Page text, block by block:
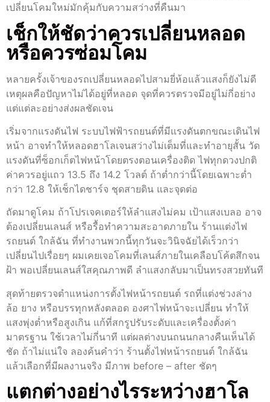
เปลี่ยนโคมใหม่มักคุ้มกับความสว่างที่คืนมา
เช็กให้ชัดว่าควรเปลี่ยนหลอด
หรือควรซ่อมโคม
หลายครั้งเจ้าของรถเปลี่ยนหลอดไปสามยี่ห้อแล้วแสงก็ยังไม่ดี
เหตุผลคือปัญหาไม่ได้อยู่ที่หลอด จุดที่ควรตรวจมีอยู่ไม่กี่อย่าง
แต่แต่ละอย่างส่งผลชัดเจน
เริ่มจากแรงดันไฟ ระบบไฟฟ้ารถยนต์ที่มีแรงดันตกขณะเดินไฟ
หน้า อาจทำให้หลอดฮาโลเจนสว่างไม่เต็มที่และทำอายุสั้น วัด
แรงดันที่ซ็อกเก็ตไฟหน้าโดยตรงตอนเครื่องติด ไฟทุกดวงปกติ
ค่าควรอยู่แถว 13.5 ถึง 14.2 โวลต์ ถ้าต่ำกว่านี้โดยเฉพาะต่ำ
กว่า 12.8 ให้เช็กไดชาร์จ ชุดสายดิน และจุดต่อ
ถัดมาดูโคม ถ้าโปรเจคเตอร์ให้ลำแสงไม่คม เป้าแสงเบลอ อาจ
ต้องเปลี่ยนเลนส์ หรือรื้อทำความสะอาดภายใน ร้านแต่งไฟ
รถยนต์ ใกล้ฉัน ที่ทำงานพวกนี้ทุกวันจะวินิจฉัยได้เร็วกว่า
เปลี่ยนไปเรื่อยๆ ผมเคยเจอโคมที่เลนส์ภายในเคลือบโค้ตสึกจน
ฝ้า พอเปลี่ยนเลนส์ใสคุณภาพดี ลำแสงกลับมาเป็นทรงสวยทันที
สุดท้ายตรวจตำแหน่งการตั้งไฟหน้ารถยนต์ รถที่แต่งช่วงล่าง
ล้อ ยาง หรือบรรทุกหลังตลอด องศาไฟหน้าจะเปลี่ยน ทำให้
แสงพุ่งต่ำหรือสูงเกิน แก้ที่สกรูปรับระดับและเครื่องตั้งค่า
มาตรฐาน ใช้เวลาไม่กี่นาที แต่ผลต่างบนถนนกลางคืนเห็นได้
ชัด ถ้าไม่แน่ใจ ลองค้นคำว่า ร้านตั้งไฟหน้ารถยนต์ ใกล้ฉัน
แล้วเลือกที่มีผลงานจริง มีภาพ before – after ชัดๆ
แตกต่างอย่างไรระหว่างฮาโล